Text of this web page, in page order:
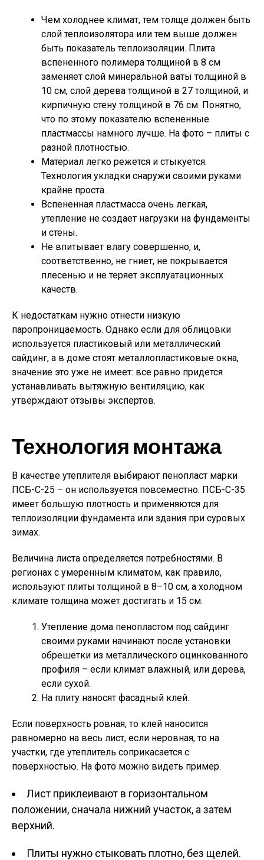
Чем холоднее климат, тем толще должен быть
слой теплоизолятора или тем выше должен
быть показатель теплоизоляции. Плита
вспененного полимера толщиной в 8 см
заменяет слой минеральной ваты толщиной в
10 см, слой дерева толщиной в 27 толщиной, и
кирпичную стену толщиной в 76 см. Понятно,
что по этому показателю вспененные
пластмассы намного лучше. На фото – плиты с
разной плотностью.
Материал легко режется и стыкуется.
Технология укладки снаружи своими руками
крайне проста.
Вспененная пластмасса очень легкая,
утепление не создает нагрузки на фундаменты
и стены.
Не впитывает влагу совершенно, и,
соответственно, не гниет, не покрывается
плесенью и не теряет эксплуатационных
качеств.
К недостаткам нужно отнести низкую
паропроницаемость. Однако если для облицовки
используется пластиковый или металлический
сайдинг, а в доме стоят металлопластиковые окна,
значение это уже не имеет: все равно придется
устанавливать вытяжную вентиляцию, как
утверждают отзывы экспертов.
Технология монтажа
В качестве утеплителя выбирают пенопласт марки
ПСБ-С-25 – он используется повсеместно. ПСБ-С-35
имеет большую плотность и применяются для
теплоизоляции фундамента или здания при суровых
зимах.
Величина листа определяется потребностями. В
регионах с умеренным климатом, как правило,
используют плиты толщиной в 8–10 см, а холодном
климате толщина может достигать и 15 см.
Утепление дома пенопластом под сайдинг
своими руками начинают после установки
обрешетки из металлического оцинкованного
профиля – если климат влажный, или дерева,
если сухой.
На плиту наносят фасадный клей.
Если поверхность ровная, то клей наносится
равномерно на весь лист, если неровная, то на
участки, где утеплитель соприкасается с
поверхностью. На фото можно видеть пример.
Лист приклеивают в горизонтальном
положении, сначала нижний участок, а затем
верхний.
Плиты нужно стыковать плотно, без щелей.